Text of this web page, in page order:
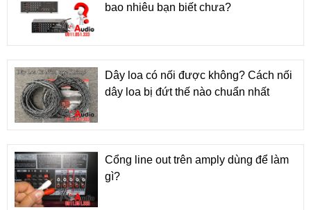
bao nhiêu bạn biết chưa?
Dây loa có nối được không? Cách nối
dây loa bị đứt thế nào chuẩn nhất
Cổng line out trên amply dùng để làm
gì?